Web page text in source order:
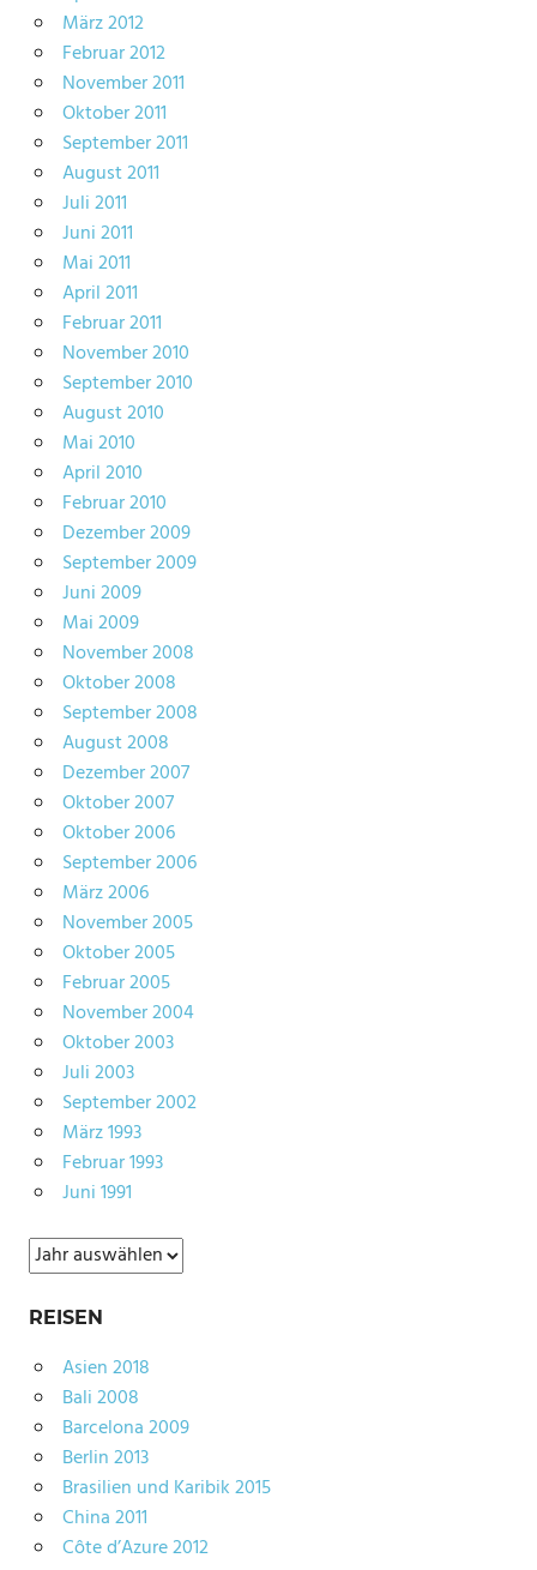
März 2012
Februar 2012
November 2011
Oktober 2011
September 2011
August 2011
Juli 2011
Juni 2011
Mai 2011
April 2011
Februar 2011
November 2010
September 2010
August 2010
Mai 2010
April 2010
Februar 2010
Dezember 2009
September 2009
Juni 2009
Mai 2009
November 2008
Oktober 2008
September 2008
August 2008
Dezember 2007
Oktober 2007
Oktober 2006
September 2006
März 2006
November 2005
Oktober 2005
Februar 2005
November 2004
Oktober 2003
Juli 2003
September 2002
März 1993
Februar 1993
Juni 1991
Archiv
REISEN
Asien 2018
Bali 2008
Barcelona 2009
Berlin 2013
Brasilien und Karibik 2015
China 2011
Côte d’Azure 2012